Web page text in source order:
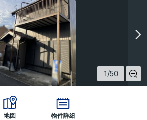
1/50
地図 物件詳細